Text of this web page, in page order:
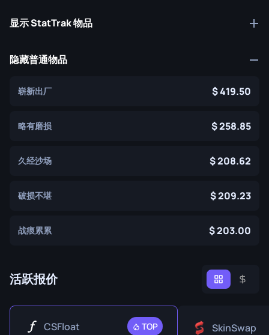
显示 StatTrak 物品
隐藏普通物品
崭新出厂 419.50
略有磨损 258.85
久经沙场 208.62
破损不堪 209.23
战痕累累 203.00
活跃报价
CSFloat TOP SkinSwap